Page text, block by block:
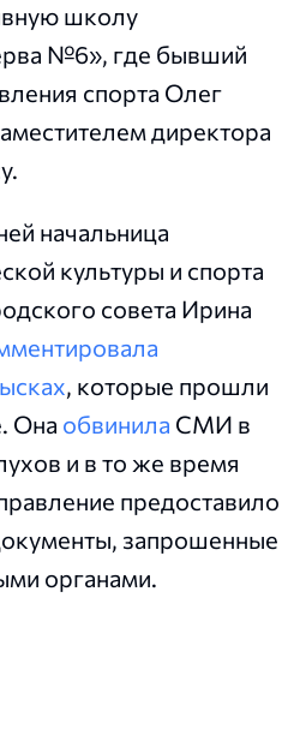
школу
№6», где бывший
спорта Олег
директора
начальница
культуры и спорта
совета Ирина
, которые прошли
Она обвинила СМИ в
и в то же время
предоставило
запрошенные
органами.